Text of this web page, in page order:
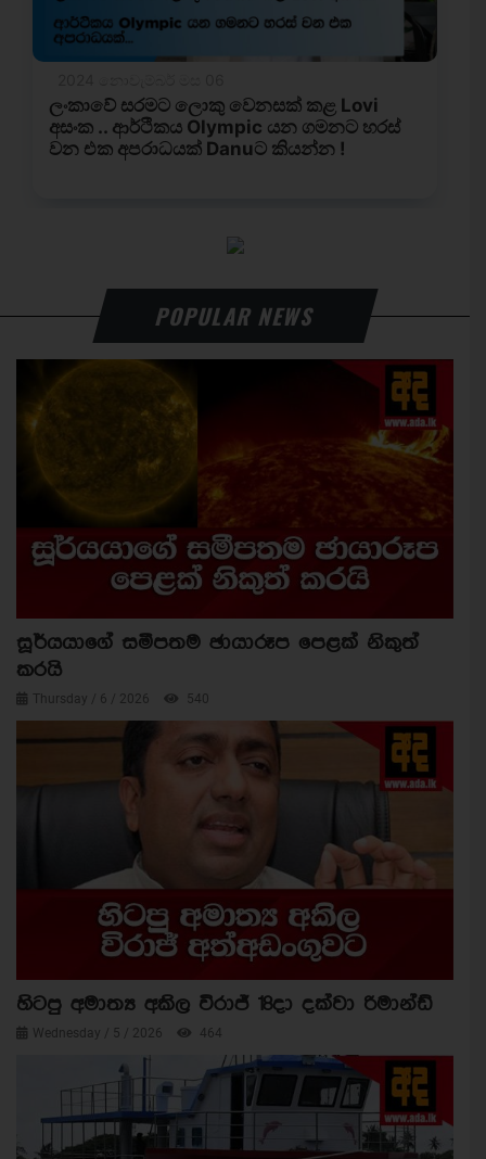
POPULAR NEWS
සූර්යයාගේ සමීපතම ඡායාරූප පෙළක් නිකුත්
කරයි
Thursday / 6 / 2026 540
හිටපු අමාත්‍ය අකිල විරාජ් 18දා දක්වා රිමාන්ඩ්
Wednesday / 5 / 2026 464